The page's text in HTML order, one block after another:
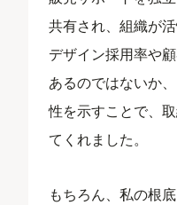
共有され、組織が
デザイン採用率や
あるのではないか
性を示すことで、
てくれました。
もちろん、私の根